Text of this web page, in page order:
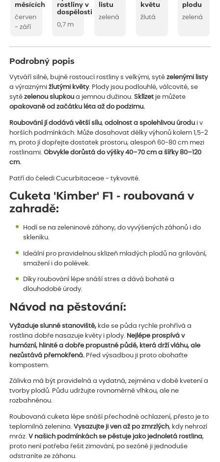
měsících
červen
- září
rostliny v
dospělosti
0,7 m
listu
zelená
květu
žlutá
plodu
zelená
Podrobný popis
Vytváří silné, bujně rostoucí rostliny s velkými, sytězelenými listy
a výraznýmižlutými květy. Plody jsou podlouhlé, válcovité, se
sytězelenou slupkou a jemnou dužinou. Sklízet je můžete
opakovaně od začátku léta až do podzimu.
Roubování jí dodává větší sílu,odolnost a spolehlivou úrodu i v
horších podmínkách. Může dosahovat délky výhonů kolem 1,5-2
m, proto jí dopřejte dostatek prostoru, alespoň 60-80 cm mezi
rostlinami.Obvykle dorůstá do výšky 40–70 cm a šířky 80–120
cm.
Patří do čeledi Cucurbitaceae - tykvovité.
Cuketa 'Kimber' F1 - roubovaná v
zahradě:
Hodí se na zeleninové záhony, do vyvýšených záhonů i do
skleníku.
Ideální pro pravidelnou sklizeň mladých plodů na grilování,
smažení i do polévek.
Díky roubování lépe snáší stres a dává bohaté a
dlouhodobé úrody.
Návod na pěstování:
Vyžaduje slunné stanoviště, kde se půda rychle prohřívá a
rostlina dobře nasazuje květy i plody.
Nejlépe prospívá v
humózní, hlinité a dobře propustné půdě, která drží vláhu, ale
nezůstává přemokřená. Před výsadbou ji proto obohaťte
kompostem.
Zálivka má být pravidelná a vydatná, zejména v době kvetení a
tvorby plodů. Půdu udržujte rovnoměrně vlhkou, ale ne
rozbahněnou.
Roubovaná cuketa lépe snáší přechodné ochlazení, přesto je to
teplomilná zelenina. Vysazujte ji ven až po zmrzlých, kdy nehrozí
mráz. V našich podmínkách se pěstuje jako jednoletá rostlina,
proto není potřeba řešit zimování, po sezóně ji jednoduše
odstraníte ze záhonu.